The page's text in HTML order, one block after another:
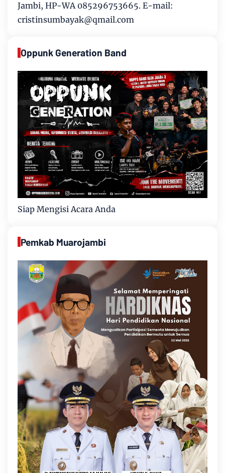
Jambi, HP-WA 085296753665. E-mail:
cristinsumbayak@qmail.com
Oppunk Generation Band
Siap Mengisi Acara Anda
Pemkab Muarojambi